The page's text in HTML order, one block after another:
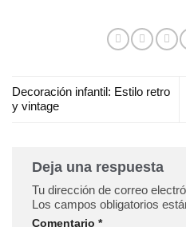
Decoración infantil: Estilo retro
y vintage
Deja una respuesta
Tu dirección de correo
Los campos obligatorios
Comentario *